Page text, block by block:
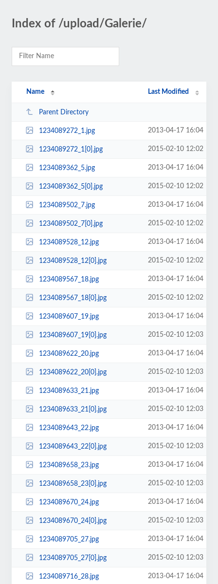
Index of /upload/Galerie/
Name Last Modified
Parent Directory
1234089272_1.jpg 2013-04-17 16:04
1234089272_1[0].jpg 2015-02-10 12:02
1234089362_5.jpg 2013-04-17 16:04
1234089362_5[0].jpg 2015-02-10 12:02
1234089502_7.jpg 2013-04-17 16:04
1234089502_7[0].jpg 2015-02-10 12:02
1234089528_12.jpg 2013-04-17 16:04
1234089528_12[0].jpg 2015-02-10 12:02
1234089567_18.jpg 2013-04-17 16:04
1234089567_18[0].jpg 2015-02-10 12:02
1234089607_19.jpg 2013-04-17 16:04
1234089607_19[0].jpg 2015-02-10 12:03
1234089622_20.jpg 2013-04-17 16:04
1234089622_20[0].jpg 2015-02-10 12:03
1234089633_21.jpg 2013-04-17 16:04
1234089633_21[0].jpg 2015-02-10 12:03
1234089643_22.jpg 2013-04-17 16:04
1234089643_22[0].jpg 2015-02-10 12:03
1234089658_23.jpg 2013-04-17 16:04
1234089658_23[0].jpg 2015-02-10 12:03
1234089670_24.jpg 2013-04-17 16:04
1234089670_24[0].jpg 2015-02-10 12:03
1234089705_27.jpg 2013-04-17 16:04
1234089705_27[0].jpg 2015-02-10 12:03
1234089716_28.jpg 2013-04-17 16:04